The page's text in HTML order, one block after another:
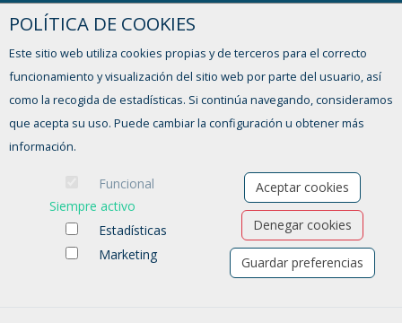
HORARIO
De lunes a viernes,
de 9:00 a 13:00h y de 16:00 a 17:30h
FORMULARIO DE CONTACTO
POLÍTICA DE COOKIES
Este sitio web utiliza cookies propias y de terceros para el correcto
funcionamiento y visualización del sitio web por parte del usuario, así
como la recogida de estadísticas. Si continúa navegando, consideramos
que acepta su uso. Puede cambiar la configuración u obtener más
información.
Funcional
Siempre activo
Estadísticas
Marketing
Aceptar cookies
Denegar cookies
Guardar preferencias